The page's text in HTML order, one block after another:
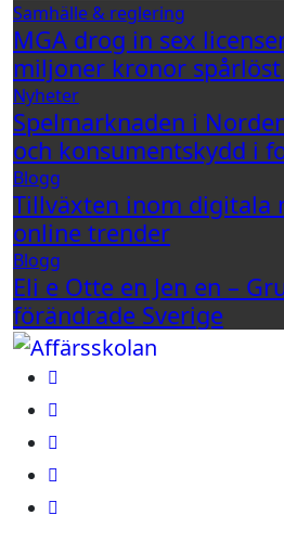
Samhälle & reglering
MGA drog in sex
miljoner kronor
Nyheter
Spelmarknaden i
och konsumentskydd i
Blogg
Tillväxten inom digitala
online trender
Blogg
Eli e Otte en Jen en –
förändrade Sverige